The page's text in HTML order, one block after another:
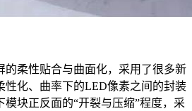
的柔性贴合与曲面化，采用了很多新
性化、曲率下的LED像素之间的封装
块正反面的“开裂与压缩”程度，采